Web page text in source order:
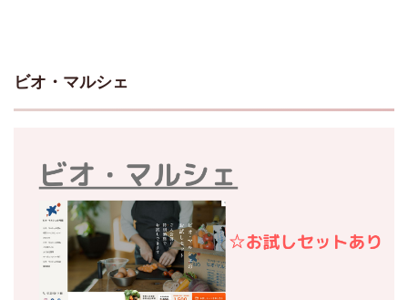
ビオ・マルシェ